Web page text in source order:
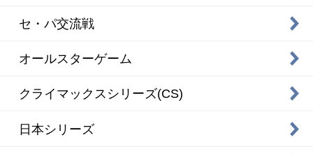
セ・パ交流戦
オールスターゲーム
クライマックスシリーズ(CS)
日本シリーズ